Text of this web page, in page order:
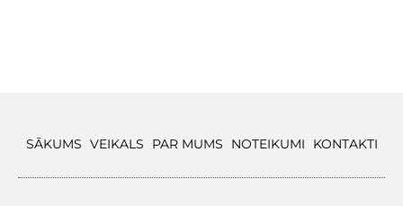
SĀKUMS VEIKALS PAR MUMS NOTEIKUMI KONTAKTI